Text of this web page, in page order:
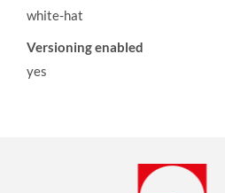
white-hat
Versioning enabled
yes